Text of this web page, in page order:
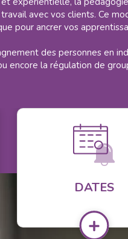
avec vos clients. Ce
pour ancrer vos
des personnes en
encore la régulation de
DATES